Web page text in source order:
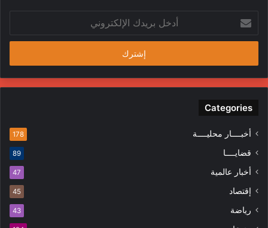
بريدك
الإلكتروني
Categories
أخبــــار محليــــة 178
قضايــــا 89
أخبار عالمية 47
إقتصاد 45
رياضة 43